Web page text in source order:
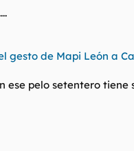
gesto de Mapi León a
ese pelo setentero tiene